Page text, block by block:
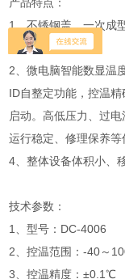
1、不锈钢盖，一次成
型美观等特点。
2、微电脑智能数显温
ID自整定功能，控温
启动。高低压力、过
运行稳定、修理保养等
4、整体设备体积小、
技术参数：
1、型号：DC-4006
2、控温范围：-40～
3、控温精度：±0.1℃